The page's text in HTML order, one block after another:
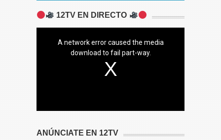
12TV EN DIRECTO
A network error caused the media
download to fail part-way.
ANÚNCIATE EN 12TV